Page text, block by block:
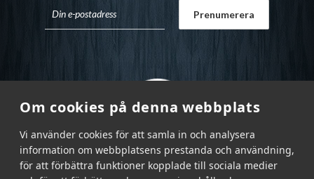
Om cookies på denna webbplats
Vi använder cookies för att samla in och analysera
information om webbplatsens prestanda och användning,
för att förbättra funktioner kopplade till sociala medier